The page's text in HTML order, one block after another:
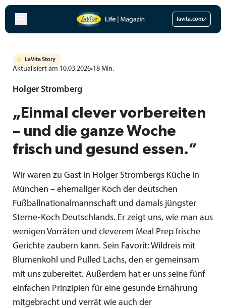
Zum
springen
lavita.com
LaVita Story
Aktualisiert am 10.03.2026•18 Min.
Holger Stromberg
„Einmal clever vorbereiten
– und die ganze Woche
frisch und gesund essen.“
Wir waren zu Gast in Holger Strombergs Küche in
München – ehemaliger Koch der deutschen
Fußballnationalmannschaft und damals jüngster
Sterne-Koch Deutschlands. Er zeigt uns, wie man aus
wenigen Vorräten und cleverem Meal Prep frische
Gerichte zaubern kann. Sein Favorit: Wildreis mit
Blumenkohl und Pulled Lachs, den er gemeinsam
mit uns zubereitet. Außerdem hat er uns seine fünf
einfachen Prinzipien für eine gesunde Ernährung
mitgebracht und verrät wie auch der